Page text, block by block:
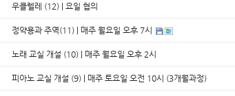
우클렐레 (12) | 요일 협의
정약용과 주역(11) | 매주 월요일 오후 7시
노래 교실 개설 (10) | 매주 월요일 오후 2시
피아노 교실 개설 (9) | 매주 토요일 오전 10시 (3개월과정)